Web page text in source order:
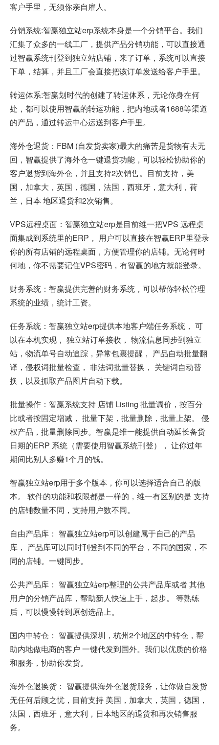
客户手里，无须你亲自雇人。
分销系统:智赢独立站erp系统本身是一个分销平台。我们
汇集了众多的一线工厂，提供产品分销功能，可以直接通
过智赢系统刊登到独立站店铺，来了订单，系统可以直接
下单，结算，并且工厂会直接把该订单发送给客户手里。
转运体系:智赢划时代的创建了转运体系，无论你身在何
处，都可以使用智赢的转运功能，把内地或者1688等渠道
的产品，通过转运中心运送到客户手里。
海外仓退货：FBM (自发货卖家)最大的痛苦是货物有去无
回，智赢提供了海外仓一键退货功能，可以轻松协助你的
客户退货到海外仓，并且支持2次销售。目前支持，美
国，加拿大，英国，德国，法国，西班牙，意大利，荷
兰，日本 地区退货和2次销售。
VPS远程桌面：智赢独立站erp是目前维一把VPS 远程桌
面集成到系统里的ERP， 用户可以直接在智赢ERP里登录
你的所有店铺的远程桌面，方便管理你的店铺。无论何时
何地，你不需要记住VPS密码，有智赢的地方就能登录。
财务系统：智赢提供完善的财务系统，可以帮你轻松管理
系统的业绩，统计工资。
任务系统：智赢独立站erp提供本地客户端任务系统， 可
以在本机实现， 独立站订单接收， 物流信息同步到独立
站，物流单号自动追踪，异常包裹提醒， 产品自动批量翻
译，侵权词批量检查， 非法词批量替换， 关键词自动替
换，以及抓取产品图片自动下载。
批量操作：智赢系统支持 店铺 Listing 批量调价，按百分
比或者按固定增减， 批量下架，批量删除，批量上架。 侵
权产品，批量删除同步。智赢是维一能提供自动延长备货
日期的ERP 系统（需要使用智赢系统刊登）， 让你过年
期间比别人多赚1个月的钱。
智赢独立站erp用于多个版本，你可以选择适合自己的版
本。 软件的功能和权限都是一样的，维一有区别的是 支持
的店铺数量不同，支持用户数不同。
自由产品库： 智赢独立站erp可以创建属于自己的产品
库， 产品库可以同时刊登到不同的平台，不同的国家，不
同的店铺。一键同步。
公共产品库： 智赢独立站erp整理的公共产品库或者 其他
用户的分销产品库，帮助新人快速上手，起步。 等熟练
后，可以慢慢转到原创选品上。
国内中转仓： 智赢提供深圳，杭州2个地区的中转仓，帮
助内地做电商的客户 一键代发到国外。我们以优质的价格
和服务，协助你发货。
海外仓退换货： 智赢提供海外仓退货服务，让你做自发货
无任何后顾之忧，目前支持 美国，加拿大，英国，德国，
法国，西班牙，意大利，日本地区的退货和再次销售服
务。